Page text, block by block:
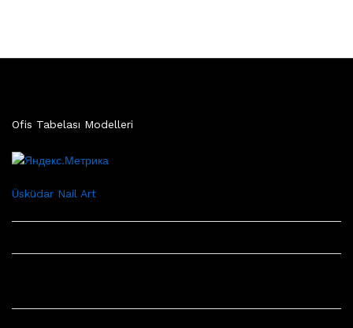
Ofis Tabelası Modelleri
Üsküdar Nail Art